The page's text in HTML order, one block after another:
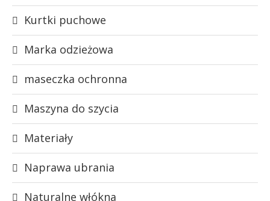
Kurtki puchowe
Marka odzieżowa
maseczka ochronna
Maszyna do szycia
Materiały
Naprawa ubrania
Naturalne włókna